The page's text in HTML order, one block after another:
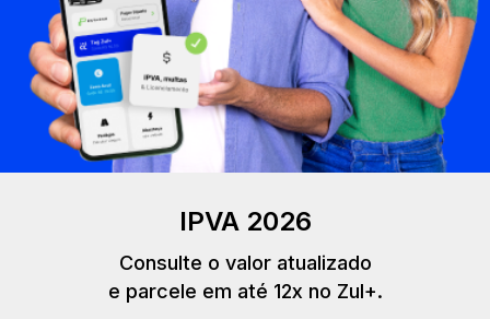
IPVA 2026
Consulte o valor atualizado
e parcele em até 12x no Zul+.